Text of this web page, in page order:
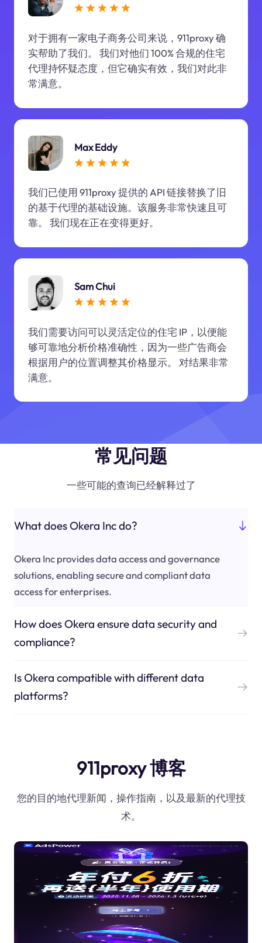
对于拥有一家电子商务公司来说，911proxy 确
实帮助了我们。 我们对他们 100% 合规的住宅
代理持怀疑态度，但它确实有效，我们对此非
常满意。
Max Eddy
我们已使用 911proxy 提供的 API 链接替换了旧
的基于代理的基础设施。该服务非常快速且可
靠。 我们现在正在变得更好。
Sam Chui
我们需要访问可以灵活定位的住宅 IP，以便能
够可靠地分析价格准确性，因为一些广告商会
根据用户的位置调整其价格显示。 对结果非常
满意。
常见问题
一些可能的查询已经解释过了
What does Okera Inc do?
Okera Inc provides data access and governance
solutions, enabling secure and compliant data
access for enterprises.
How does Okera ensure data security and
compliance?
Is Okera compatible with different data
platforms?
911proxy 博客
您的目的地代理新闻，操作指南，以及最新的代理技
术。